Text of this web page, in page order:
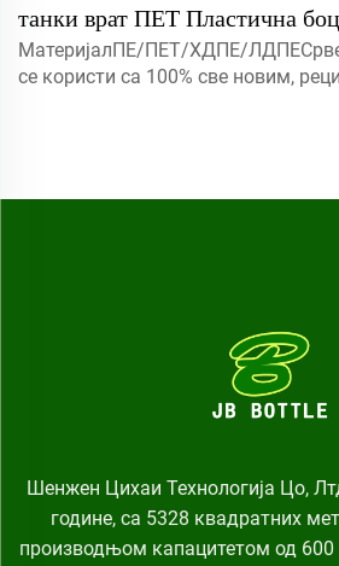
танки врат ПЕТ Пластична
МатеријалПЕ/ПЕТ/ХДПЕ/
се користи са 100% све новим,
Шенжен Цихаи Технологија Цо,
године, са 5328 квадратних
производњом капацитетом од 600